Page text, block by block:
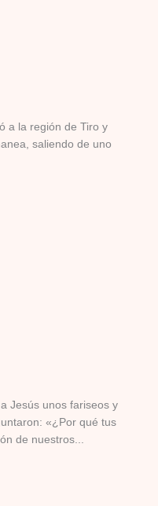
a la región de Tiro y
saliendo de uno
Jesús unos fariseos y
«¿Por qué tus
de nuestros